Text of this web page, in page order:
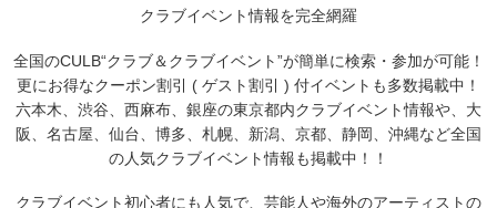
クラブイベント情報を完全網羅
全国のCULB“クラブ＆クラブイベント”が簡単に検索・参加が可能！
更にお得なクーポン割引 ( ゲスト割引 ) 付イベントも多数掲載中！
六本木、渋谷、西麻布、銀座の東京都内クラブイベント情報や、大
阪、名古屋、仙台、博多、札幌、新潟、京都、静岡、沖縄など全国
の人気クラブイベント情報も掲載中！！
クラブイベント初心者にも人気で、芸能人や海外のアーティストの